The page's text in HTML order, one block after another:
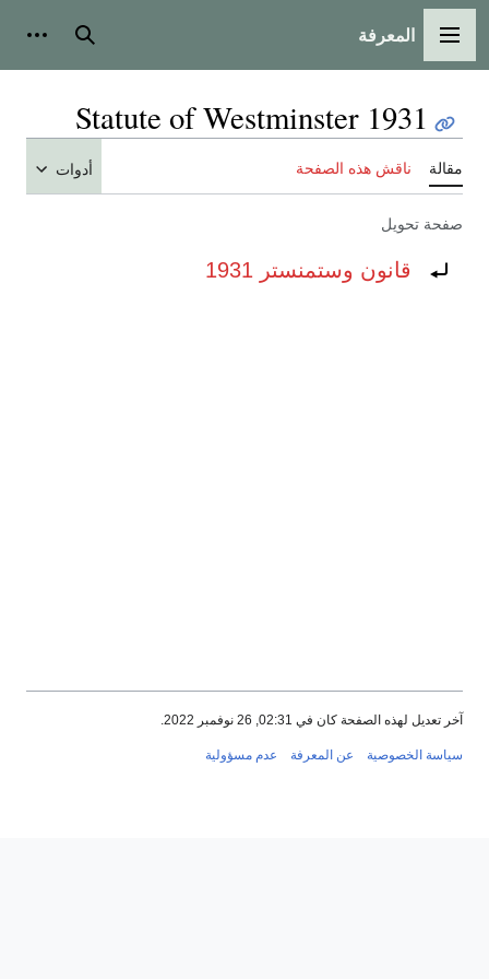
القائمة الرئيسية
المعرفة بحث
Statute of Westminster 1931
مقالة ناقش هذه الصفحة أدوات
صفحة تحويل
تحويل إلى:قانون وستمنستر 1931
آخر تعديل لهذه الصفحة كان في 02:31, 26 نوفمبر 2022.
سياسة الخصوصية عن المعرفة عدم مسؤولية